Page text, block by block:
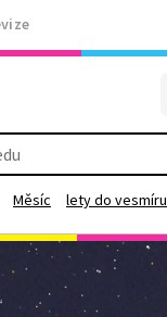
Měsíc lety do vesmíru